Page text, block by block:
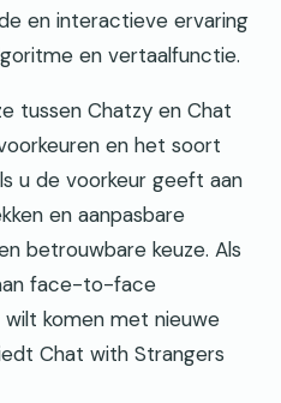
en interactieve ervaring
en vertaalfunctie.
tussen Chatzy en Chat
en het soort
u de voorkeur geeft aan
en aanpasbare
betrouwbare keuze. Als
face-to-face
komen met nieuwe
Chat with Strangers